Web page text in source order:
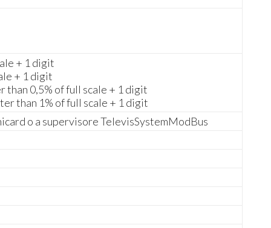
+ 1 digit
+ 1 digit
0,5% of full scale + 1 digit
than 1% of full scale + 1 digit
o a supervisore TelevisSystemModBus